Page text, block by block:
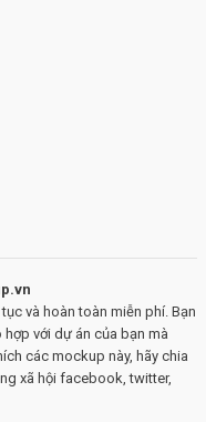
và hoàn toàn miễn phí. Bạn
với dự án của bạn mà
các mockup này, hãy chia
xã hội facebook, twitter,